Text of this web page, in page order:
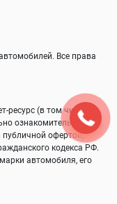
Все права
ресурс (в том числе
ознакомительный
публичной офертой,
кодекса РФ.
автомобиля, его